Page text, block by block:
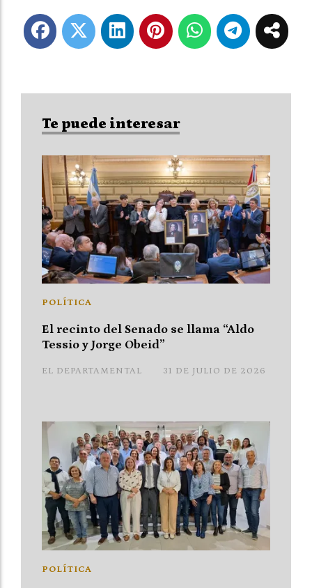
Te puede interesar
El recinto del Senado se llama “Aldo
Tessio y Jorge Obeid”
EL DEPARTAMENTAL
POLÍTICA
31 DE JULIO DE 2026
POLÍTICA